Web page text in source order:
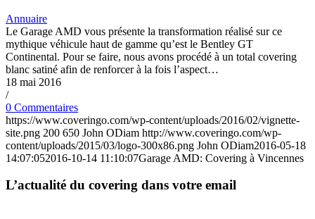
Annuaire
Le Garage AMD vous présente la transformation réalisé sur ce
mythique véhicule haut de gamme qu’est le Bentley GT
Continental. Pour se faire, nous avons procédé à un total covering
blanc satiné afin de renforcer à la fois l’aspect…
18 mai 2016
/
0 Commentaires
https://www.coveringo.com/wp-content/uploads/2016/02/vignette-
site.png 200 650 John ODiam http://www.coveringo.com/wp-
content/uploads/2015/03/logo-300x86.png John ODiam2016-05-18
14:07:052016-10-14 11:10:07Garage AMD: Covering à Vincennes
L’actualité du covering dans votre email